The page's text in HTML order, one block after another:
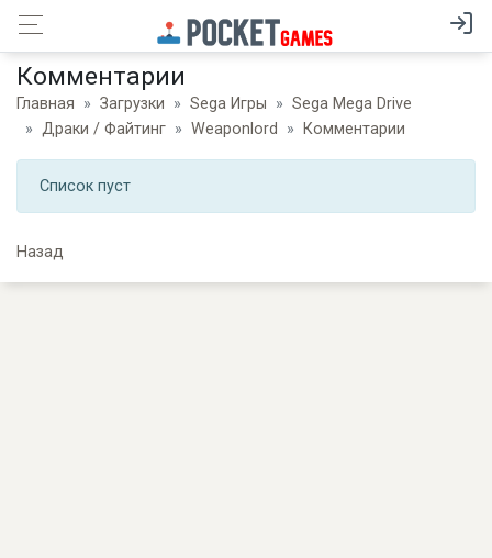
Комментарии
Главная Загрузки Sega Игры
Sega Mega Drive
Драки / Файтинг
Weaponlord Комментарии
Список пуст
Назад